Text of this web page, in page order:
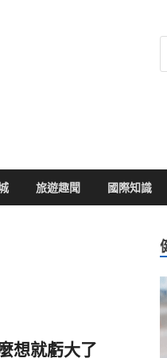
旅遊趣聞 國際知識
想就虧大了